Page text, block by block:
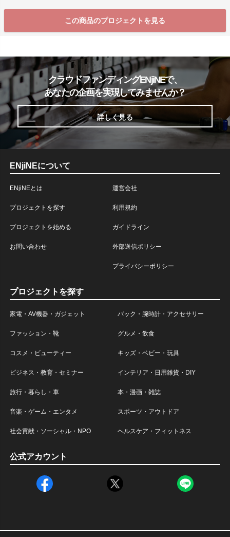
この商品のプロジェクトを見る
クラウドファンディングENjiNEで、
あなたの企画を実現してみませんか？
詳しく見る
ENjiNEについて
ENjiNEとは
プロジェクトを探す
プロジェクトを始める
お問い合わせ
運営会社
利用規約
ガイドライン
外部送信ポリシー
プライバシーポリシー
プロジェクトを探す
家電・AV機器・ガジェット バック・腕時計・アクセサリー
ファッション・靴 グルメ・飲食
コスメ・ビューティー キッズ・ベビー・玩具
ビジネス・教育・セミナー インテリア・日用雑貨・DIY
旅行・暮らし・車 本・漫画・雑誌
音楽・ゲーム・エンタメ スポーツ・アウトドア
社会貢献・ソーシャル・NPO ヘルスケア・フィットネス
公式アカウント